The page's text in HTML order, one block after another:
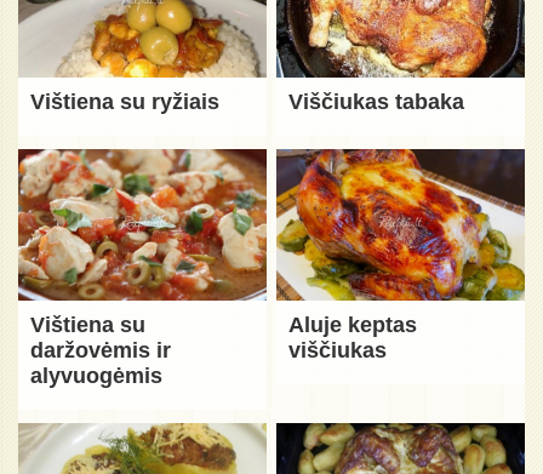
Vištiena su ryžiais Viščiukas tabaka
Vištiena su
daržovėmis ir
alyvuogėmis
Aluje keptas
viščiukas